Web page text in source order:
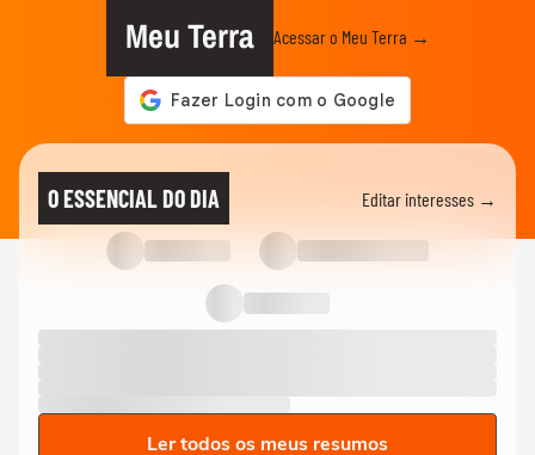
Inverno 2026: conheça 5 tendências de
calçados que vão das botas...
"Vai voar mais alto": Xuxa, Bruna
Marquezine e Sabrina Sato...
É tempo de veludo! Veja looks de
Angelica, Fiorentino, Tatá,...
Meu Terra Acessar o Meu Terra →
O ESSENCIAL DO DIA Editar interesses →
Ler todos os meus resumos